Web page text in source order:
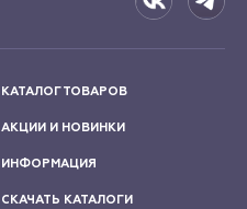
КАТАЛОГ ТОВАРОВ
АКЦИИ И НОВИНКИ
ИНФОРМАЦИЯ
СКАЧАТЬ КАТАЛОГИ